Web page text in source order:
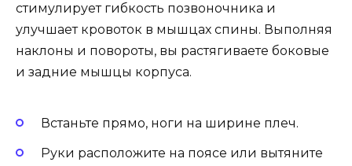
стимулирует гибкость позвоночника и
улучшает кровоток в мышцах спины. Выполняя
наклоны и повороты, вы растягиваете боковые
и задние мышцы корпуса.
Встаньте прямо, ноги на ширине плеч.
Руки расположите на поясе или вытяните